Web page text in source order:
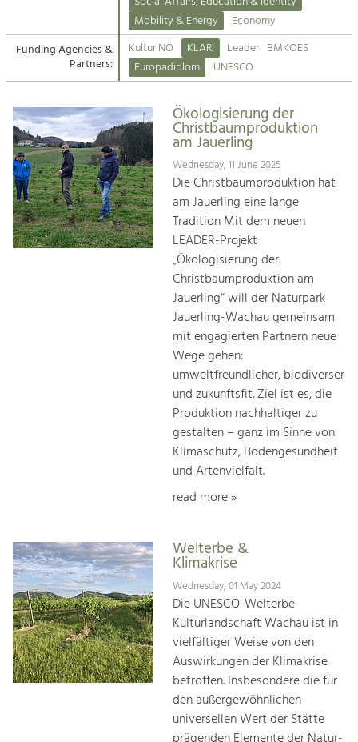
Suche
Impressum
Kontakt
Tourism
Offer Development and Positioning
Art & Culture
Crafts, Science and Research.
Social Affairs, Education
& Identity
Equality, Youth and Integration.
Climate Change, Public Transport and
Increase in Regional Value Added.
Mobility & Energy
Economy
Funding Agencies &
Partners:
Kultur NÖ KLAR! Leader BMKOES
Europadiplom
UNESCO
Ökologisierung der
Christbaumproduktion
am Jauerling
Wednesday, 11 June 2025
Die Christbaumproduktion hat
am Jauerling eine lange
Tradition Mit dem neuen
LEADER-Projekt
„Ökologisierung der
Christbaumproduktion am
Jauerling“ will der Naturpark
Jauerling-Wachau gemeinsam
mit engagierten Partnern neue
Wege gehen:
umweltfreundlicher, biodiverser
und zukunftsfit. Ziel ist es, die
Produktion nachhaltiger zu
gestalten – ganz im Sinne von
Klimaschutz, Bodengesundheit
und Artenvielfalt.
read more »
Welterbe &
Klimakrise
Wednesday, 01 May 2024
Die UNESCO-Welterbe
Kulturlandschaft Wachau ist in
vielfältiger Weise von den
Auswirkungen der Klimakrise
betroffen. Insbesondere die für
den außergewöhnlichen
universellen Wert der Stätte